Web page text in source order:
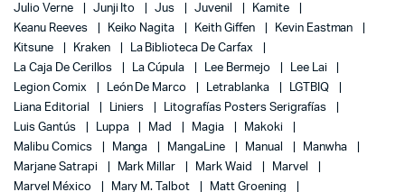
Julio Verne
Junji Ito Jus Juvenil
Kamite
Keanu Reeves
Keiko Nagita Keith Giffen
Kevin Eastman
Kitsune
Kraken
La Biblioteca De Carfax
La Caja De Cerillos
La Cúpula Lee Bermejo
Lee Lai
Legion Comix
León De Marco Letrablanka
LGTBIQ
Liana Editorial
Liniers
Litografías Posters Serigrafías
Luis Gantús
Luppa Mad Magia
Makoki
Malibu Comics
Manga MangaLine Manual
Manwha
Marjane Satrapi
Mark Millar Mark Waid
Marvel
Marvel México
Mary M. Talbot
Matt Groening